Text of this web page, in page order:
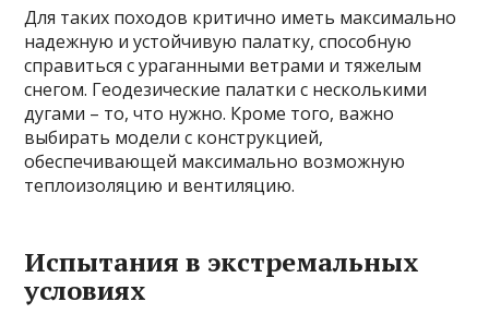
Для таких походов критично иметь максимально
надежную и устойчивую палатку, способную
справиться с ураганными ветрами и тяжелым
снегом. Геодезические палатки с несколькими
дугами – то, что нужно. Кроме того, важно
выбирать модели с конструкцией,
обеспечивающей максимально возможную
теплоизоляцию и вентиляцию.
Испытания в экстремальных
условиях